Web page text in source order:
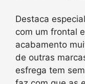
Destaca
com um frontal
acabamento
de outras
esfrega tem